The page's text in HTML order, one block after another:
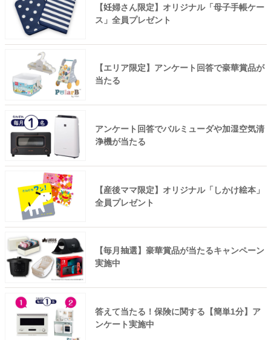
【妊婦さん限定】オリジナル「母子手帳ケー
ス」全員プレゼント
【エリア限定】アンケート回答で豪華賞品が
当たる
アンケート回答でバルミューダや加湿空気清
浄機が当たる
【産後ママ限定】オリジナル「しかけ絵本」
全員プレゼント
【毎月抽選】豪華賞品が当たるキャンペーン
実施中
答えて当たる！保険に関する【簡単1分】ア
ンケート実施中